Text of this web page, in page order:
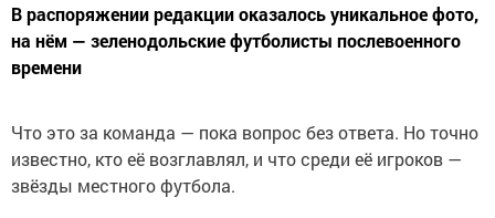
В распоряжении редакции оказалось уникальное фото,
на нём — зеленодольские футболисты послевоенного
времени
Что это за команда — пока вопрос без ответа. Но точно
известно, кто её возглавлял, и что среди её игроков —
звёзды местного футбола.